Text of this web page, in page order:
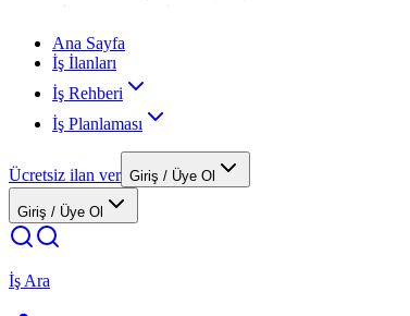
Ana Sayfa
İş İlanları
İş Rehberi
İş Planlaması
Ücretsiz ilan ver Giriş / Üye Ol
Giriş / Üye Ol
İş Ara